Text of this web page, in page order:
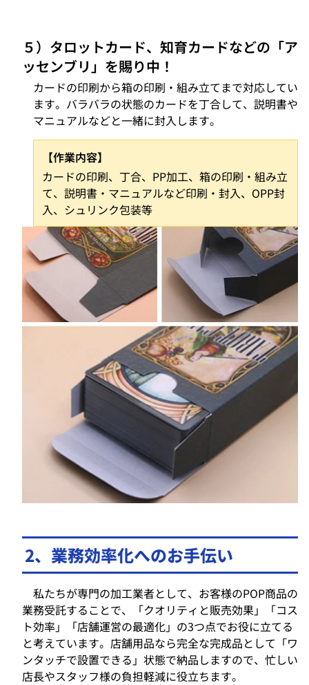
５）タロットカード、知育カードなどの「ア
ッセンブリ」を賜り中！
カードの印刷から箱の印刷・組み立てまで対応してい
ます。バラバラの状態のカードを丁合して、説明書や
マニュアルなどと一緒に封入します。
【作業内容】
カードの印刷、丁合、PP加工、箱の印刷・組み立
て、説明書・マニュアルなど印刷・封入、OPP封
入、シュリンク包装等
2、業務効率化へのお手伝い
私たちが専門の加工業者として、お客様のPOP商品の
業務受託することで、「クオリティと販売効果」「コス
ト効率」「店舗運営の最適化」の3つ点でお役に立てる
と考えています。店舗用品なら完全な完成品として「ワ
ンタッチで設置できる」状態で納品しますので、忙しい
店長やスタッフ様の負担軽減に役立ちます。